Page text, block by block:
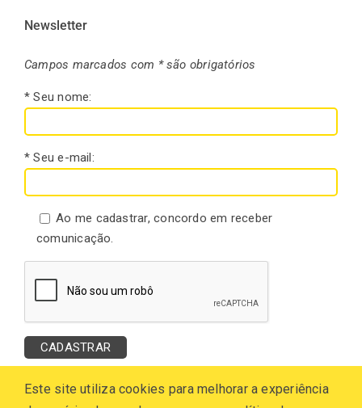
Newsletter
Campos marcados com * são obrigatórios
* Seu nome:
* Seu e-mail:
Ao me cadastrar, concordo em receber
comunicação.
Este site utiliza cookies para melhorar a experiência